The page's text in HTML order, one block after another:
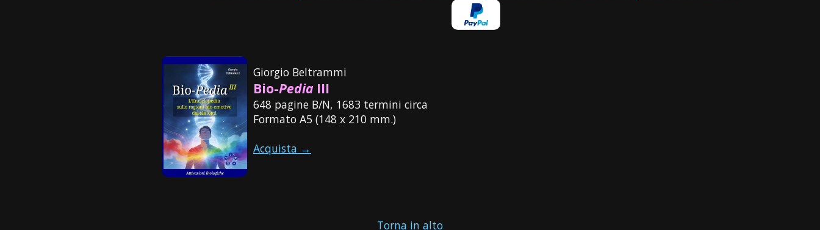
Giorgio Beltrammi
Bio-Pedia III
648 pagine B/N, 1683 termini circa
Formato A5 (148 x 210 mm.)
Acquista →
Torna in alto